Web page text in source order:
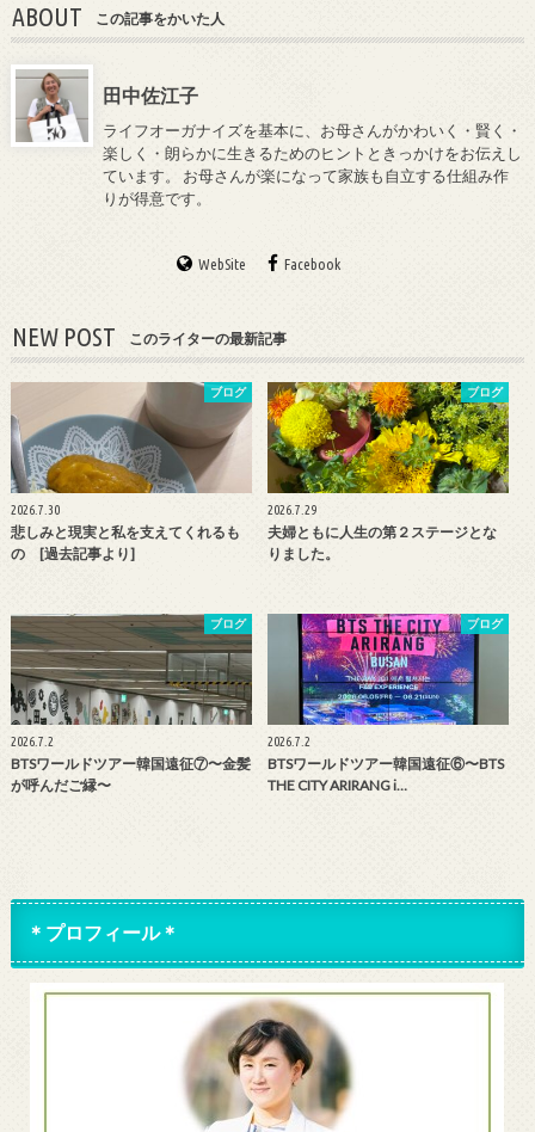
ABOUT この記事をかいた人
田中佐江子
ライフオーガナイズを基本に、お母さんがかわいく・賢く・
楽しく・朗らかに生きるためのヒントときっかけをお伝えし
ています。 お母さんが楽になって家族も自立する仕組み作
りが得意です。
WebSite Facebook
NEW POST このライターの最新記事
ブログ
2026.7.30
悲しみと現実と私を支えてくれるも
の [過去記事より]
ブログ
2026.7.29
夫婦ともに人生の第２ステージとな
りました。
ブログ
2026.7.2
BTSワールドツアー韓国遠征⑦〜金髪
が呼んだご縁〜
ブログ
2026.7.2
BTSワールドツアー韓国遠征⑥〜BTS
THE CITY ARIRANG i…
＊プロフィール＊